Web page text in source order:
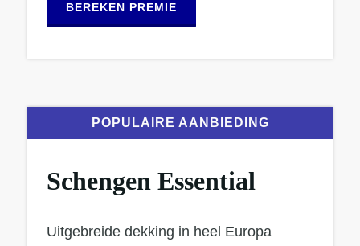
BEREKEN PREMIE
POPULAIRE AANBIEDING
Schengen Essential
Uitgebreide dekking in heel Europa